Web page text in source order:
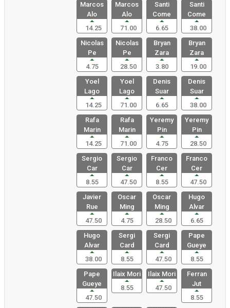
Marcos
Alo
14.25
Marcos
Alo
71.00
Santi
Come
6.65
Santi
Come
38.00
Nicolas
Pe
4.75
Nicolas
Pe
28.50
Bryan
Zara
3.80
Bryan
Zara
19.00
Yoel
Lago
14.25
Yoel
Lago
71.00
Denis
Suar
6.65
Denis
Suar
38.00
Rafa
Marin
14.25
Rafa
Marin
71.00
Yeremy
Pin
4.75
Yeremy
Pin
28.50
Sergio
Car
8.55
Sergio
Car
47.50
Franco
Cer
8.55
Franco
Cer
47.50
Javier
Rue
47.50
Oscar
Ming
4.75
Oscar
Ming
28.50
Hugo
Alvar
6.65
Hugo
Alvar
38.00
Sergi
Card
8.55
Sergi
Card
47.50
Pape
Gueye
8.55
Pape
Gueye
47.50
Ilaix Mori
8.55
Ilaix Mori
47.50
Ferran
Jut
8.55